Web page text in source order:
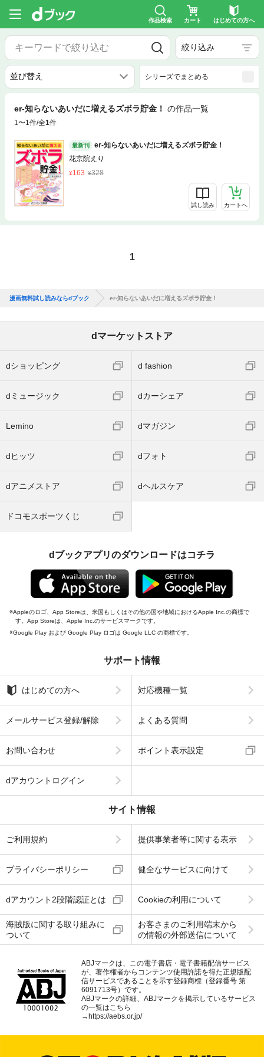
作品検索 カート はじめての方へ
絞り込み
シリーズでまとめる
er-知らないあいだに増えるズボラ貯金！ の作品一覧
1〜1件/全1件
最新刊
er-知らないあいだに増えるズボラ貯金！
花京院えり
163
328
試し読み カートへ
1
漫画無料試し読みならdブック er-知らないあいだに増えるズボラ貯金！
dマーケットストア
dショッピング d fashion
dミュージック dカーシェア
Lemino dマガジン
dヒッツ dフォト
dアニメストア dヘルスケア
ドコモスポーツくじ
dブックアプリのダウンロードはコチラ
Appleのロゴ、App Storeは、米国もしくはその他の国や地域におけるApple Inc.の商標で
す。App Storeは、Apple Inc.のサービスマークです。
Google Play および Google Play ロゴは Google LLC の商標です。
サポート情報
はじめての方へ 対応機種一覧
メールサービス登録/解除 よくある質問
お問い合わせ ポイント表示設定
dアカウントログイン
サイト情報
ご利用規約 提供事業者等に関する表示
プライバシーポリシー 健全なサービスに向けて
dアカウント2段階認証とは Cookieの利用について
海賊版に関する取り組みに
ついて
お客さまのご利用端末から
の情報の外部送信について
ABJマークは、この電子書店・電子書籍配信サービス
が、著作権者からコンテンツ使用許諾を得た正規版配
信サービスであることを示す登録商標（登録番号 第
6091713号）です。
ABJマークの詳細、ABJマークを掲示しているサービス
の一覧はこちら
→ https://aebs.or.jp/